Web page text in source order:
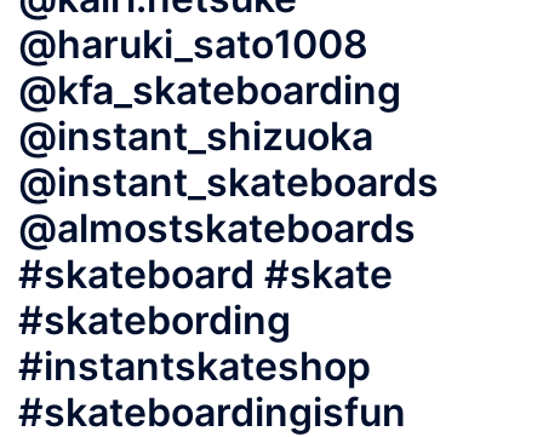
@haruki_sato1008
@kfa_skateboarding
@instant_shizuoka
@instant_skateboards
@almostskateboards
#skateboard #skate
#skatebording
#instantskateshop
#skateboardingisfun